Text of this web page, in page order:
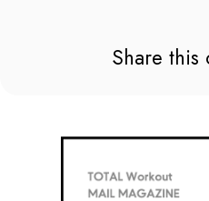
Share this